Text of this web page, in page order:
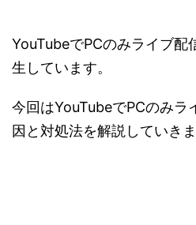
YouTubeでPCのみライブ配
生しています。
今回はYouTubeでPCのみラ
因と対処法を解説していきま